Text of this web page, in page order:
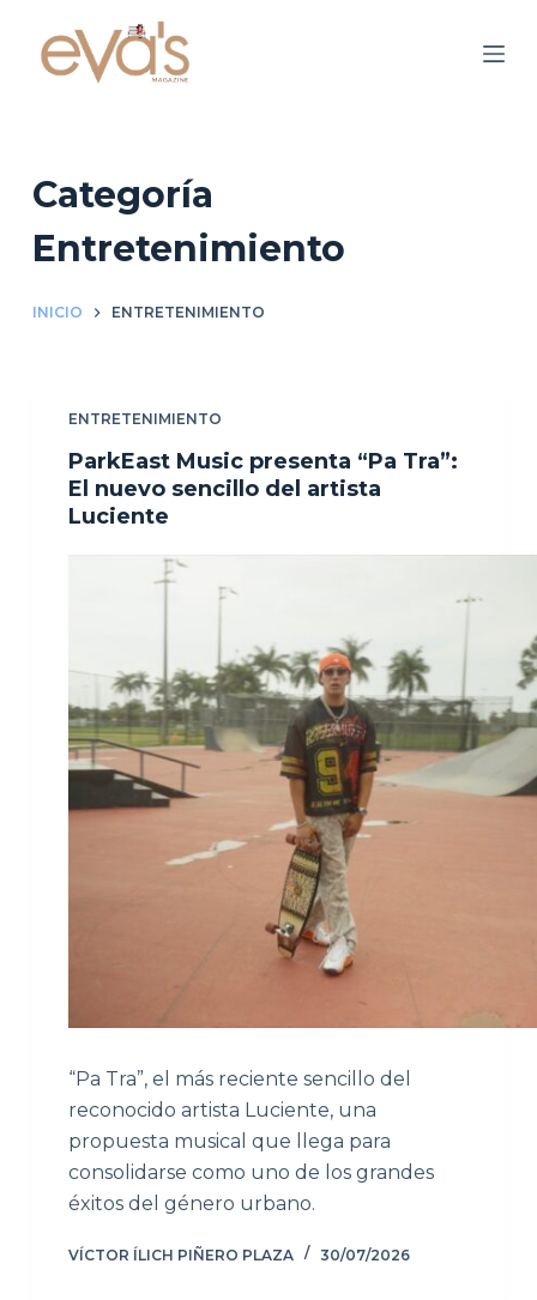
o
Categoría
Entretenimiento
INICIO ENTRETENIMIENTO
ENTRETENIMIENTO
ParkEast Music presenta “Pa Tra”:
El nuevo sencillo del artista
Luciente
“Pa Tra”, el más reciente sencillo del
reconocido artista Luciente, una
propuesta musical que llega para
consolidarse como uno de los grandes
éxitos del género urbano.
VÍCTOR ÍLICH PIÑERO PLAZA 30/07/2026